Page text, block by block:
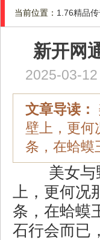
当前位置： 1.76精品
新开网
2025-03-
文章导读：
壁上，更何
条，在蛤蟆
美女与
上，更何况
条，在蛤蟆
石行会而已